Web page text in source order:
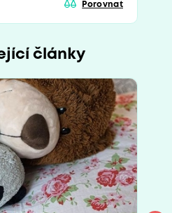
Porovnat
články